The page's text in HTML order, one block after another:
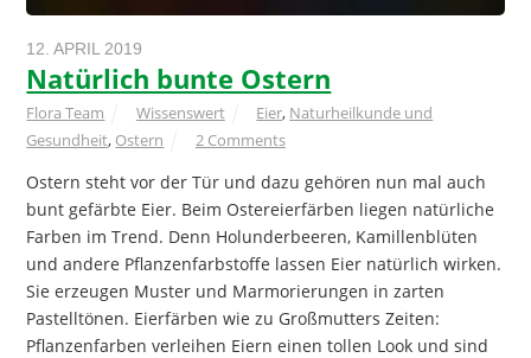
12. APRIL 2019
Natürlich bunte Ostern
Flora Team Wissenswert Eier, Naturheilkunde und
Gesundheit, Ostern 2 Comments
Ostern steht vor der Tür und dazu gehören nun mal auch
bunt gefärbte Eier. Beim Ostereierfärben liegen natürliche
Farben im Trend. Denn Holunderbeeren, Kamillenblüten
und andere Pflanzenfarbstoffe lassen Eier natürlich wirken.
Sie erzeugen Muster und Marmorierungen in zarten
Pastelltönen. Eierfärben wie zu Großmutters Zeiten:
Pflanzenfarben verleihen Eiern einen tollen Look und sind